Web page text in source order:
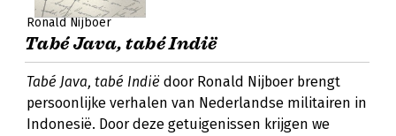
Ronald Nijboer
Tabé Java, tabé Indië
Tabé Java, tabé Indië door Ronald Nijboer brengt
persoonlijke verhalen van Nederlandse militairen in
Indonesië. Door deze getuigenissen krijgen we